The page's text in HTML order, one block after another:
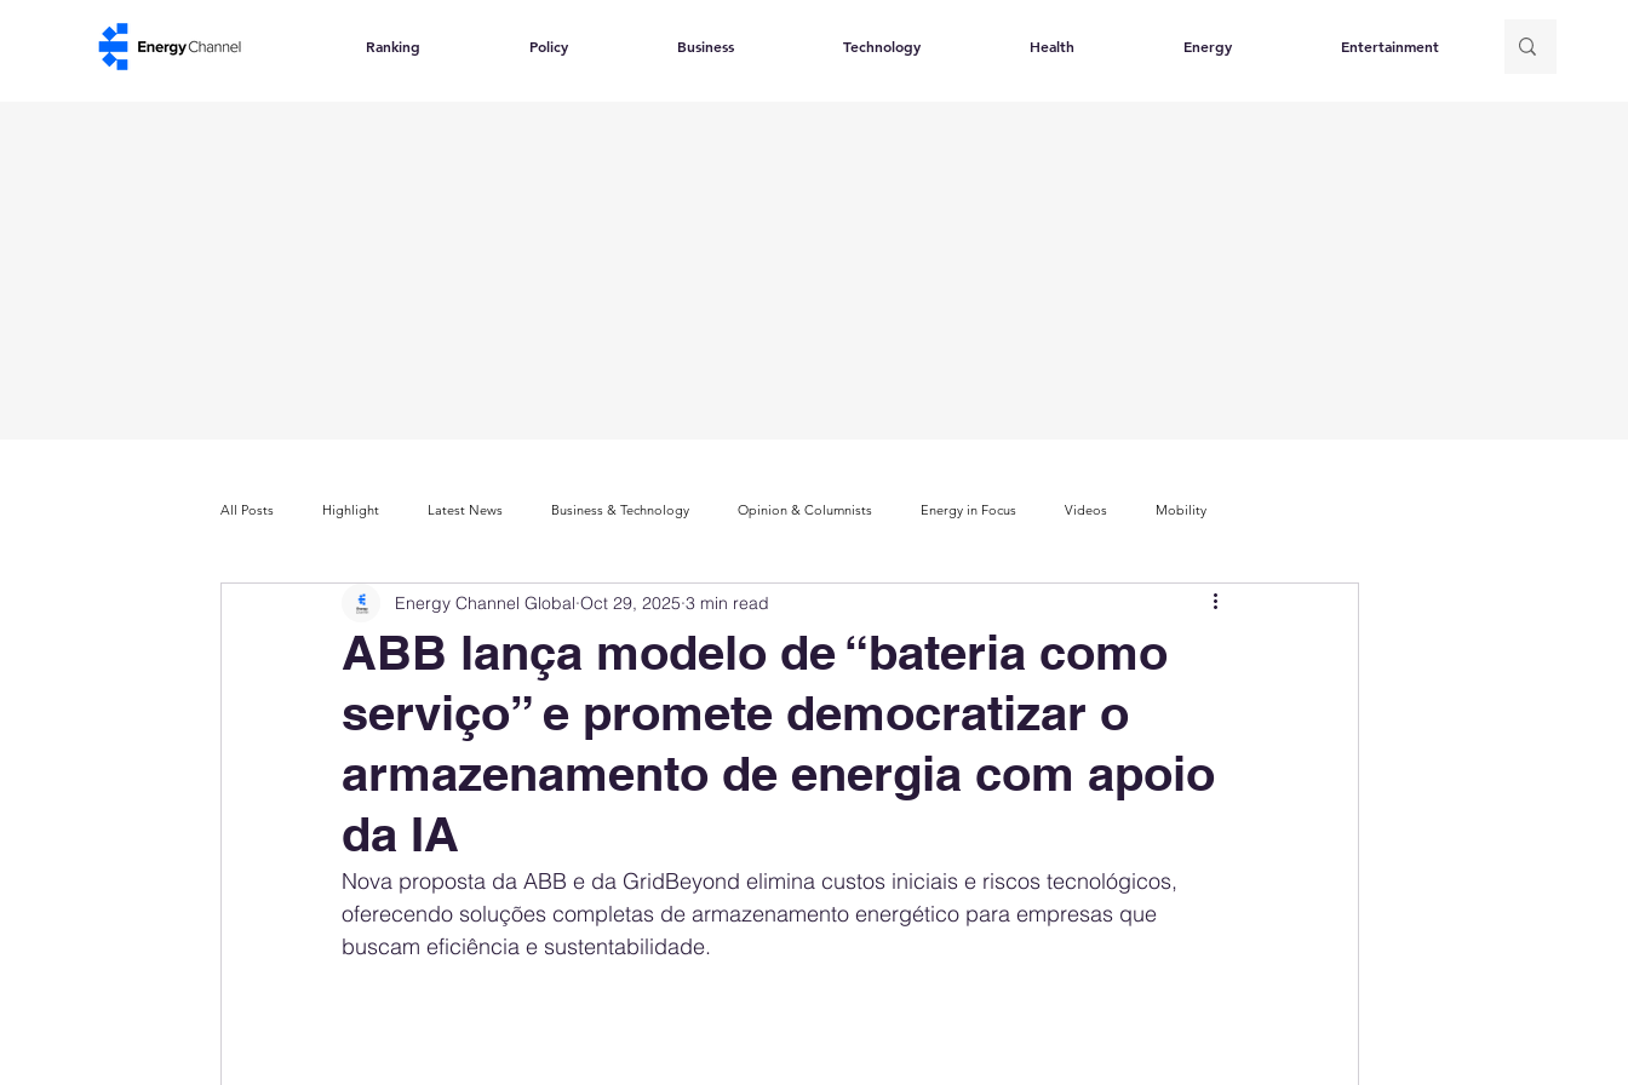
Ranking Policy Business Technology Health Energy Entertainment
All Posts Highlight Latest News Business & Technology Opinion & Columnists Energy in Focus Videos Mobility
Company Rankings Market Leaders Innovation Index Sustainability & ESG Index Electric Mobility Ranking
Energy Storage Ranking United States Policy Public Policy Energy Policy Brand Perception Consumer Choice
Global Policy
Companies
ABB lança modelo de “bateria como
serviço” e promete democratizar o
armazenamento de energia com apoio
da IA
Energy Channel Global Oct 29, 2025 3 min read
Nova proposta da ABB e da GridBeyond elimina custos iniciais e riscos tecnológicos,
oferecendo soluções completas de armazenamento energético para empresas que
buscam eficiência e sustentabilidade.